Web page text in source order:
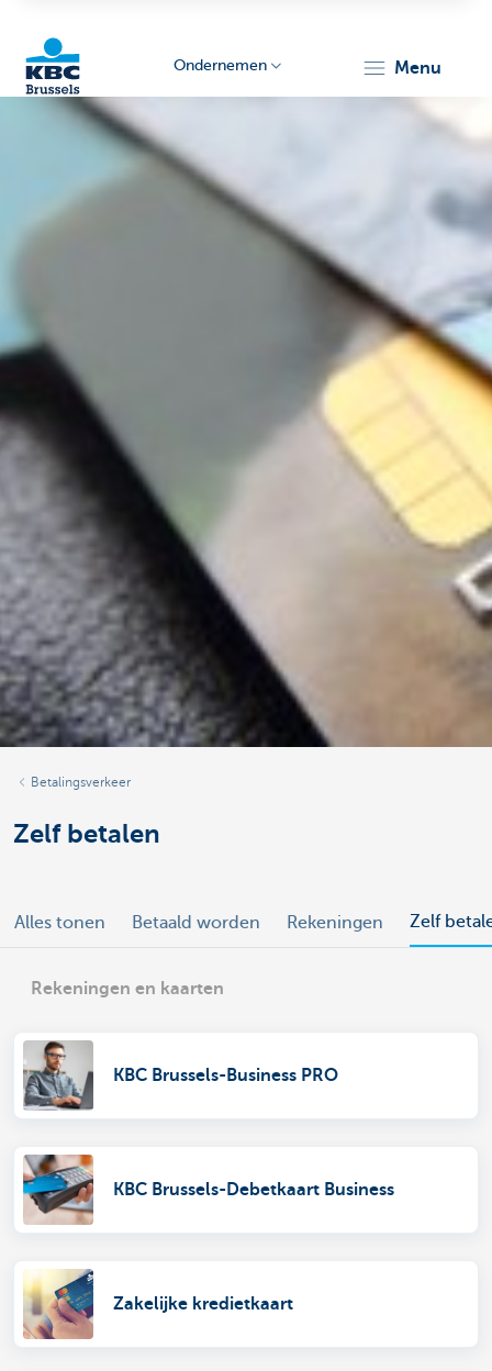
Ondernemen menu
Betalingsverkeer
Zelf betalen
Alles tonen Betaald worden Rekeningen Zelf
Rekeningen en kaarten
KBC Brussels-Business PRO
KBC Brussels-Debetkaart Business
Zakelijke kredietkaart